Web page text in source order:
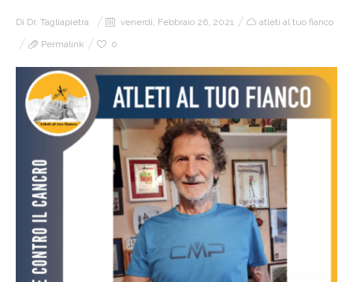
Di Dr. Tagliapietra venerdì, Febbraio 26, 2021
atleti al tuo fianco
Permalink
0